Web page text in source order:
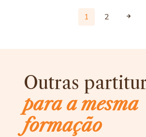
1 2
Outras
para a mesma
formação